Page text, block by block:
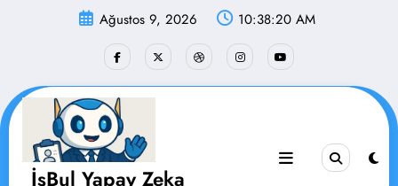
Ağustos 9, 2026 10:38:20 AM
İşBul Yapay Zeka